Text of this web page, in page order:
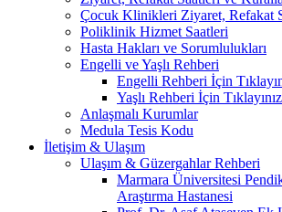
Çocuk Klinikleri Ziyaret, Refakat
Poliklinik Hizmet Saatleri
Hasta Hakları ve Sorumlulukları
Engelli ve Yaşlı Rehberi
Engelli Rehberi İçin
Yaşlı Rehberi İçin
Anlaşmalı Kurumlar
Medula Tesis Kodu
İletişim & Ulaşım
Ulaşım & Güzergahlar Rehberi
Marmara Üniversitesi
Araştırma Hastanesi